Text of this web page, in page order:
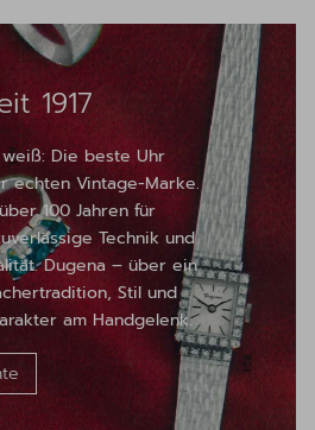
1917
Die beste Uhr
echten Vintage-Marke.
100 Jahren für
Technik und
Dugena – über ein
Stil und
am Handgelenk.